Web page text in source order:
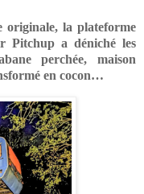
originale, la plateforme
Pitchup a déniché les
perchée, maison
en cocon…